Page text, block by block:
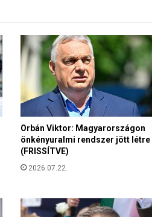
n
k
z
b
a
d
o
Orbán Viktor: Magyarországon
önkényuralmi rendszer jött létre
(FRISSÍTVE)
2026.07.22.